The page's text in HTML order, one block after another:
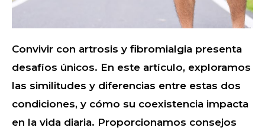
Convivir con artrosis y fibromialgia presenta
desafíos únicos. En este artículo, exploramos
las similitudes y diferencias entre estas dos
condiciones, y cómo su coexistencia impacta
en la vida diaria. Proporcionamos consejos